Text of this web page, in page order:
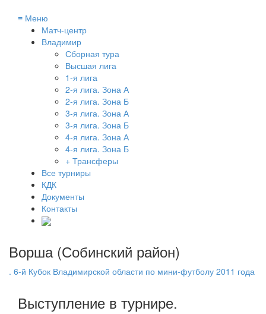
≡ Меню
Матч-центр
Владимир
Сборная тура
Высшая лига
1-я лига
2-я лига. Зона А
2-я лига. Зона Б
3-я лига. Зона А
3-я лига. Зона Б
4-я лига. Зона А
4-я лига. Зона Б
+ Трансферы
Все турниры
КДК
Документы
Контакты
Ворша (Собинский район)
. 6-й Кубок Владимирской области по мини-футболу 2011 года
Выступление в турнире.